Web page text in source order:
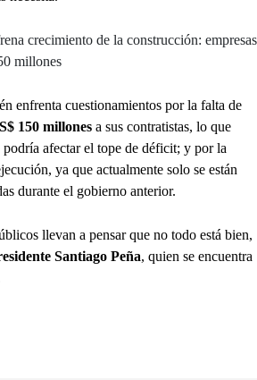
crecimiento de la construcción: empresas
millones
enfrenta cuestionamientos por la falta de
150 millones a sus contratistas, lo que
podría afectar el tope de déficit; y por la
ya que actualmente solo se están
durante el gobierno anterior.
llevan a pensar que no todo está bien,
Santiago Peña, quien se encuentra